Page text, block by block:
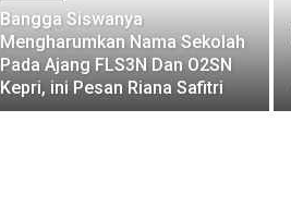
Bangga Siswanya
Mengharumkan Nama Sekolah
Pada Ajang FLS3N Dan O2SN
Kepri, ini Pesan Riana Safitri